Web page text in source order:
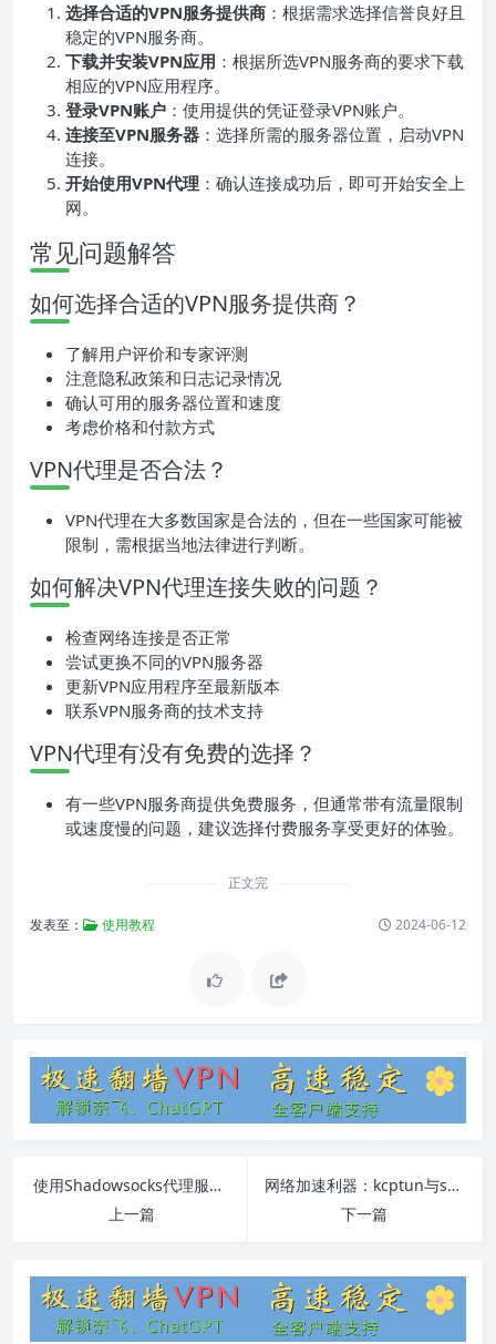
选择合适的VPN服务提供商 ：根据需求选择信誉良好且
稳定的VPN服务商。
下载并安装VPN应用 ：根据所选VPN服务商的要求下载
相应的VPN应用程序。
登录VPN账户 ：使用提供的凭证登录VPN账户。
连接至VPN服务器 ：选择所需的服务器位置，启动VPN
连接。
开始使用VPN代理 ：确认连接成功后，即可开始安全上
网。
常见问题解答
如何选择合适的VPN服务提供商？
了解用户评价和专家评测
注意隐私政策和日志记录情况
确认可用的服务器位置和速度
考虑价格和付款方式
VPN代理是否合法？
VPN代理在大多数国家是合法的，但在一些国家可能被
限制，需根据当地法律进行判断。
如何解决VPN代理连接失败的问题？
检查网络连接是否正常
尝试更换不同的VPN服务器
更新VPN应用程序至最新版本
联系VPN服务商的技术支持
VPN代理有没有免费的选择？
有一些VPN服务商提供免费服务，但通常带有流量限制
或速度慢的问题，建议选择付费服务享受更好的体验。
正文完
发表至： 使用教程 2024-06-12
使用Shadowsocks代理服务器翻墙教程
上一篇
网络加速利器：kcptun与shadowsocks-libev完全指南
下一篇